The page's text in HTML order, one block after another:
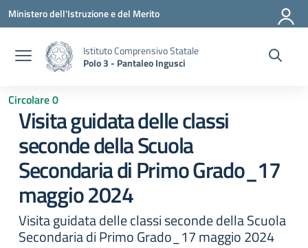
Vai ai contenuti
Vai al menu di navigazione
Vai al footer
Ministero dell'Istruzione e del Merito
Istituto Comprensivo Statale
Polo 3 - Pantaleo Ingusci
Circolare 0
Visita guidata delle classi
seconde della Scuola
Secondaria di Primo Grado_17
maggio 2024
Visita guidata delle classi seconde della Scuola
Secondaria di Primo Grado_17 maggio 2024